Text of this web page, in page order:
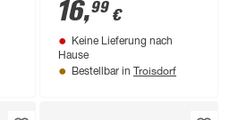
16,99 €
Keine Lieferung nach
Hause
Bestellbar in Troisdorf